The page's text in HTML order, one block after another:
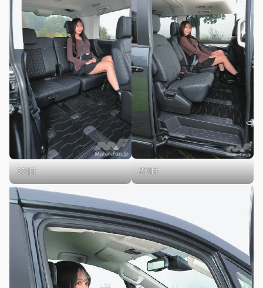
3列目 2列目